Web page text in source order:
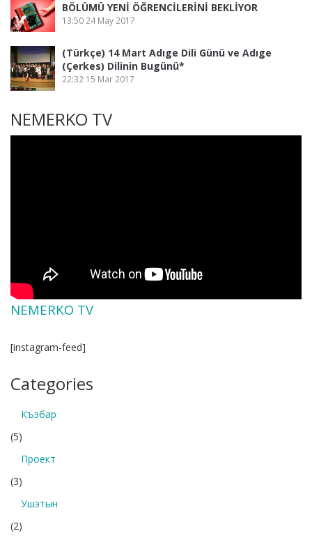
BÖLÜMÜ YENİ ÖĞRENCİLERİNİ BEKLİYOR
13:50 24 May 2017
(Türkçe) 14 Mart Adıge Dili Günü ve Adıge
(Çerkes) Dilinin Bugünü*
22:32 15 Mar 2017
NEMERKO TV
NEMERKO TV
[instagram-feed]
Categories
Къэбар
(5)
Проект
(3)
Ушэтын
(2)